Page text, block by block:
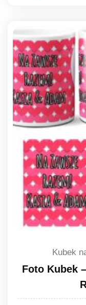
Kubek
Foto Kubek